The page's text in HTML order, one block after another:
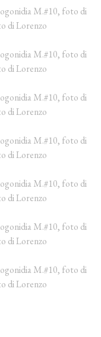
M.#10, foto di
di Lorenzo
M.#10, foto di
di Lorenzo
M.#10, foto di
di Lorenzo
M.#10, foto di
di Lorenzo
M.#10, foto di
di Lorenzo
M.#10, foto di
di Lorenzo
M.#10, foto di
di Lorenzo